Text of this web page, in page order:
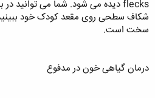
شکاف سطحی روی مقعد کودک خود
سخت است.
درمان گیاهی خون در مدفوع